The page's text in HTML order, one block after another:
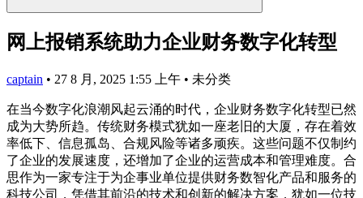
网上报销系统助力企业财务数字化转型
captain • 27 8 月, 2025 1:55 上午 • 未分类
在当今数字化浪潮风起云涌的时代，企业财务数字化转型已然
成为大势所趋。传统财务模式犹如一座老旧的大厦，存在着效
率低下、信息孤岛、合规风险等诸多顽疾。这些问题不仅制约
了企业的发展速度，还增加了企业的运营成本和管理难度。合
思作为一家专注于为企事业单位提供财务数智化产品和服务的
科技公司，凭借其前沿的技术和创新的解决方案，犹如一位技